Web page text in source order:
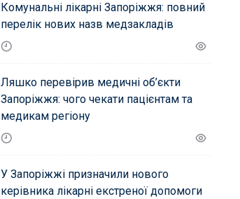
Комунальні лікарні Запоріжжя: повний
перелік нових назв медзакладів
Ляшко перевірив медичні об’єкти
Запоріжжя: чого чекати пацієнтам та
медикам регіону
У Запоріжжі призначили нового
керівника лікарні екстреної допомоги